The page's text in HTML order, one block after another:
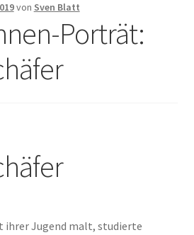
von Sven Blatt
Porträt:
ihrer Jugend malt, studierte